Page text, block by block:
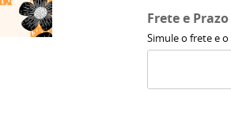
Frete e Prazo
Simule o frete e